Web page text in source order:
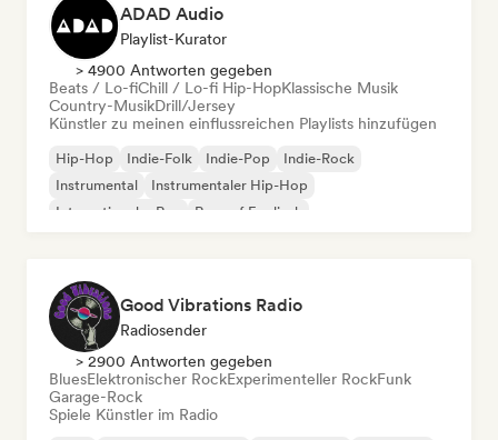
ADAD Audio
Playlist-Kurator
> 4900 Antworten gegeben
Beats / Lo-fiChill / Lo-fi Hip-HopKlassische Musik
Country-MusikDrill/Jersey
Künstler zu meinen einflussreichen Playlists hinzufügen
Hip-Hop Indie-Folk Indie-Pop
Indie-Rock
Instrumental
Instrumentaler Hip-Hop
Internationaler Rap
Rap auf Englisch
Good Vibrations Radio
Radiosender
> 2900 Antworten gegeben
BluesElektronischer RockExperimenteller RockFunk
Garage-Rock
Spiele Künstler im Radio